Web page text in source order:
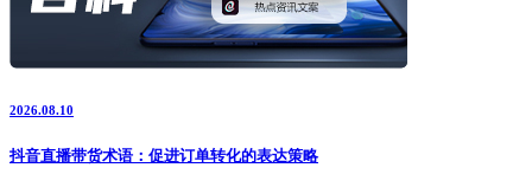
2026.08.10
抖音直播带货术语：促进订单转化的表达策略